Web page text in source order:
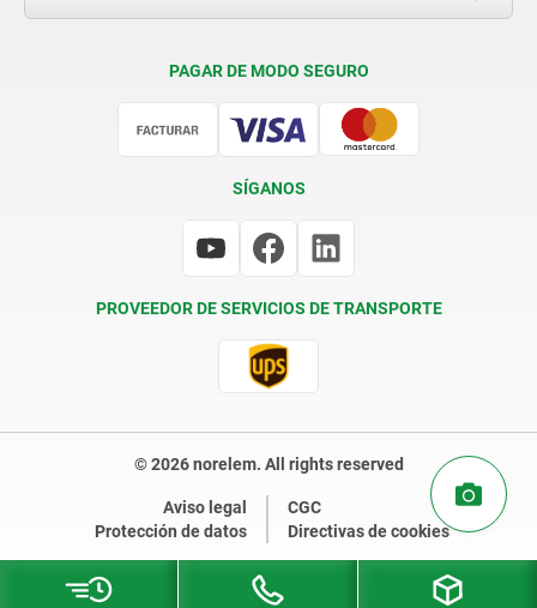
PAGAR DE MODO SEGURO
SÍGANOS
PROVEEDOR DE SERVICIOS DE TRANSPORTE
© 2026 norelem. All rights reserved
Aviso legal
CGC
Protección de datos
Directivas de cookies